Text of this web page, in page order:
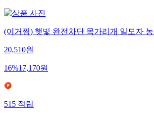
(이거찜) 햇빛 완전차단 목가리개 일모자
20,510원
16%17,170원
515 적립